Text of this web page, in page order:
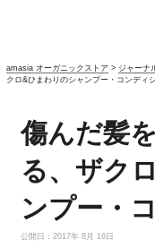
amasia オーガニックストア > ジャーナ
クロ&ひまわりのシャンプー・コンディ
傷んだ髪
る、ザク
ンプー・
公開日：2017年 8月 16日